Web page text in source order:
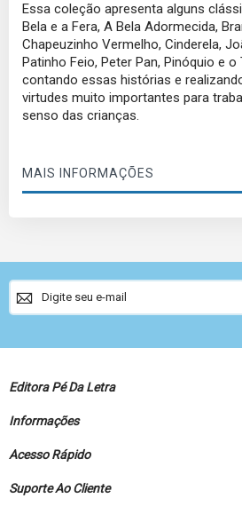
Essa coleção apresenta alguns
Bela e a Fera, A Bela Adormecida,
Chapeuzinho Vermelho, Cinderela,
Patinho Feio, Peter Pan, Pinóquio e o
contando essas histórias e
virtudes muito importantes para
senso das crianças.
MAIS INFORMAÇÕES
Sign
Up
for
Newsletter:
Editora Pé Da Letra
Informações
Acesso Rápido
Suporte Ao Cliente